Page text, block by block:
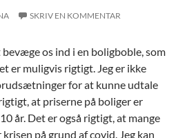
SKRIV EN KOMMENTAR
os ind i en boligboble, som
er muligvis rigtigt. Jeg er ikke
for at kunne udtale
at priserne på boliger er
år. Det er også rigtigt, at mange
på grund af covid. Jeg kan